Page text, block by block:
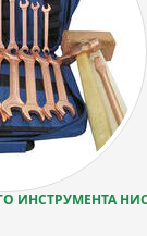
ИНСТРУМЕНТА